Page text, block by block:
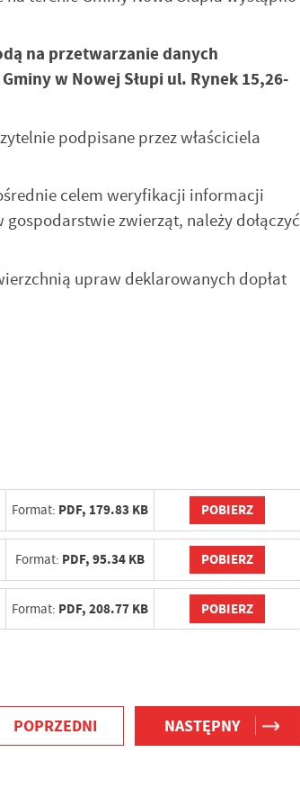
na przetwarzanie danych
w Nowej Słupi ul. Rynek 15,26-
podpisane przez właściciela
celem weryfikacji informacji
zwierząt, należy dołączyć
upraw deklarowanych dopłat
Format: PDF, 179.83 KB POBIERZ
Format: PDF, 95.34 KB POBIERZ
Format: PDF, 208.77 KB POBIERZ
POPRZEDNI NASTĘPNY
zmienić ustawienia cookies lub
funkcjonowania strony